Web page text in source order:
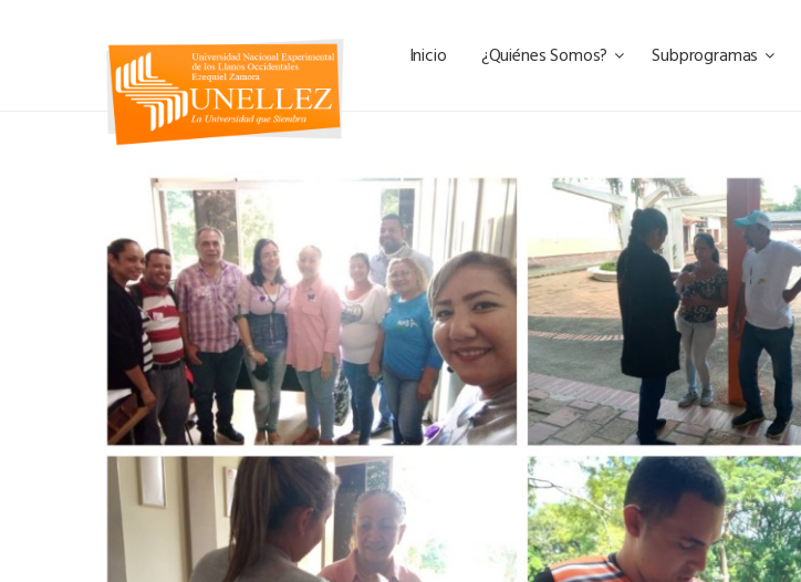
Inicio ¿Quiénes Somos? Subprogramas